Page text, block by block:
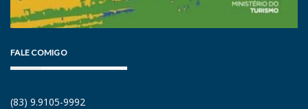
FALE COMIGO
(83) 9.9105-9992